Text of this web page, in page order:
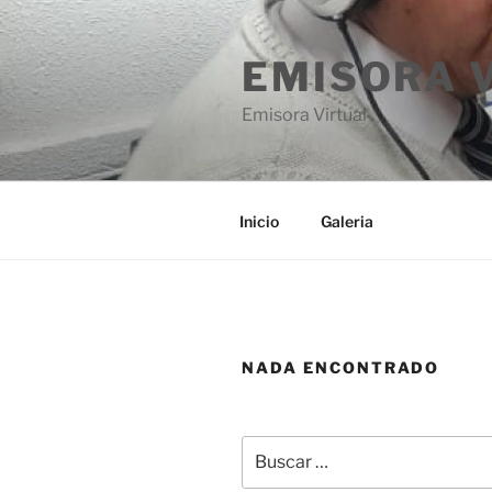
Saltar
al
contenido
EMISORA
Emisora Virtual
Inicio Galeria
NADA ENCONTRADO
por: